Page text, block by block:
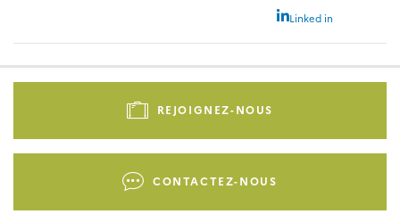
Linked in
Pied
-
REJOIGNEZ-NOUS
CONTACTEZ-NOUS